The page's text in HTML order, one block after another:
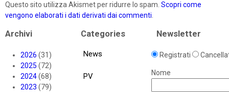
Questo sito utilizza Akismet per ridurre lo spam. Scopri come
vengono elaborati i dati derivati dai commenti.
Archivi
2026 (31)
2025 (72)
2024(68)
2023 (79)
Categories
News
PV
Newsletter
Registrati
Nome